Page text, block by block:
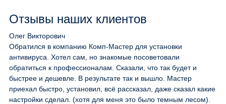
Отзывы наших клиентов
Олег Викторович
Обратился в компанию Комп-Мастер для установки
антивируса. Хотел сам, но знакомые посоветовали
обратиться к профессионалам. Сказали, что так будет и
быстрее и дешевле. В результате так и вышло. Мастер
приехал быстро, установил, всё рассказал, даже сказал какие
настройки сделал. (хотя для меня это было темным лесом).